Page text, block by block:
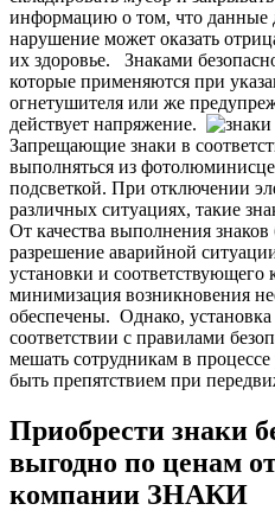
информацию о том, что данные
нарушение может оказать
их здоровье.
Знаками
которые применяются при
огнетушителя или же
действует напряжение.
Запрещающие знаки в
выполняться из
подсветкой. При отключении
различных ситуациях, такие
От качества выполнения знаков
разрешение аварийной
установки и соответствующего
минимизация возникновения
обеспечены. Однако,
соответствии с правилами
мешать сотрудникам в
быть препятствием при
Приобрести знаки
выгодно по ценам
компании ЗНАКИ